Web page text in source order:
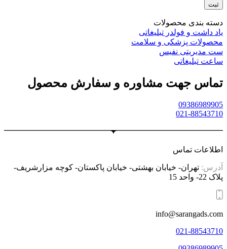
دسته بندی محصولات
یاد داشت و فولدر تبلیغاتی
محصولات پزشکی و سلامت
ست مدیریتی نفیس
ساعت تبلیغاتی
تماس جهت مشاوره و سفارش محصول
09386989905
021-88543710
اطلاعات تماس
آدرس: تهران- خیابان بهشتی- خیابان پاکستان- کوچه مزارشریف-
پلاک 22- واحد 15
info@sarangads.com
021-88543710